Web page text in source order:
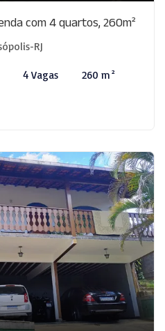
com 4 quartos, 260m²
RJ
4 Vagas 260 m²